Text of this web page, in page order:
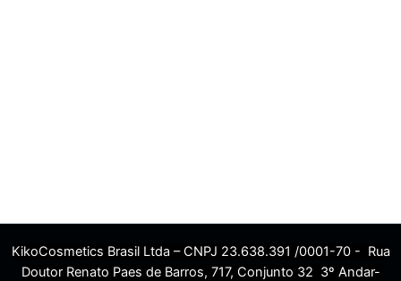
KikoCosmetics Brasil Ltda – CNPJ 23.638.391 /0001-70 - Rua
Doutor Renato Paes de Barros, 717, Conjunto 32 3º Andar-